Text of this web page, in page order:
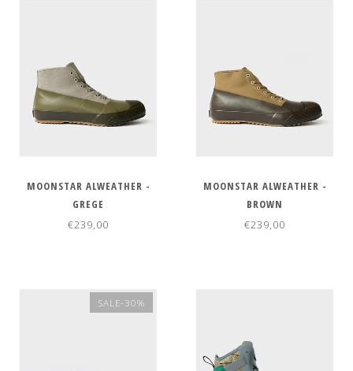
MOONSTAR ALWEATHER -
GREGE
€239,00
MOONSTAR ALWEATHER -
BROWN
€239,00
SALE-30%